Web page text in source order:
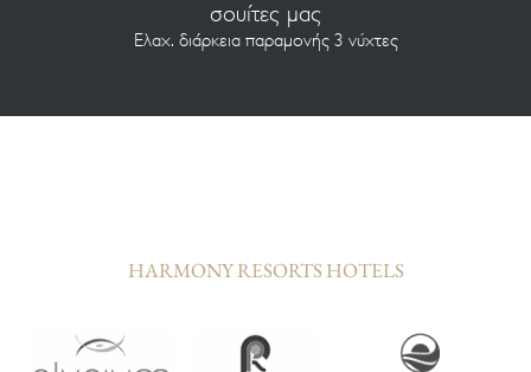
σουίτες μας
Ελαχ. διάρκεια παραμονής 3 νύχτες
HARMONY RESORTS HOTELS